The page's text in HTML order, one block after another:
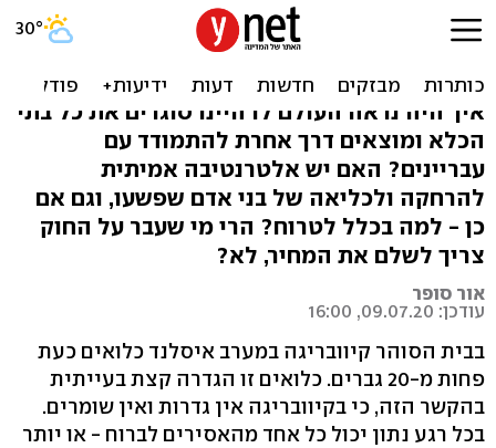
איך ייראה העולם ללא בתי
איך היה נראה העולם לו היינו סוגרים את כל בתי
הכלא ומוצאים דרך אחרת להתמודד עם
עבריינים? האם יש אלטרנטיבה אמיתית
להרחקה ולכליאה של בני אדם שפשעו, וגם אם
כן - למה בכלל לטרוח? הרי מי שעבר על החוק
צריך לשלם את המחיר, לא?
אור סופר
עודכן: 09.07.20, 16:00
בבית הסוהר קיוובריגה במערב איסלנד כלואים כעת
פחות מ-20 גברים. כלואים זו הגדרה קצת בעייתית
בהקשר הזה, כי בקיוובריגה אין גדרות ואין שומרים.
בכל רגע נתון יכול כל אחד מהאסירים לברוח - או יותר